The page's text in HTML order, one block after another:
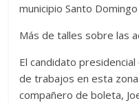
municipio Santo
Más de talles sobre las
El candidato
de trabajos en esta
compañero de boleta,